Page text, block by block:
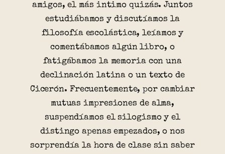
amigos, el más intimo quizás. Juntos
estudiábamos y discutíamos la
filosofía escolástica, leíamos y
comentábamos algún libro, o
fatigábamos la memoria con una
declinación latina o un texto de
Cicerón. Frecuentemente, por cambiar
mutuas impresiones de alma,
suspendíamos el silogismo y el
distingo apenas empezados, o nos
sorprendía la hora de clase sin saber